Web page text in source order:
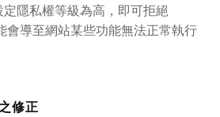
隱私權等級為高，即可拒絕
會導至網站某些功能無法正常執行
修正